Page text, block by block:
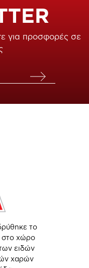
για προσφορές σε
το
στο χώρο
ειδών
χαρών